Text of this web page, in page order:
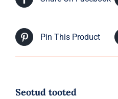
Pin This Product
Seotud tooted